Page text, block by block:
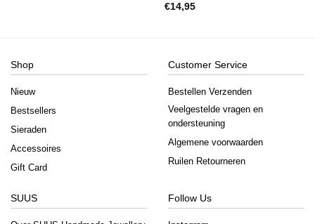
€14,95
Shop
Nieuw
Bestsellers
Sieraden
Accessoires
Gift Card
Customer Service
Bestellen Verzenden
Veelgestelde vragen en
ondersteuning
Algemene voorwaarden
Ruilen Retourneren
SUUS Follow Us